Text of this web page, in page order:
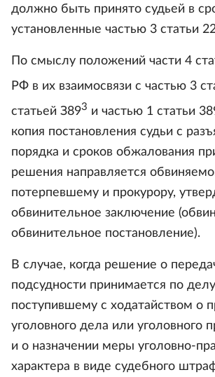
должно быть принято судьей в
установленные частью 3 статьи
По смыслу положений части 4
РФ в их взаимосвязи с частью 3
статьей З893 и частью 1 статьи
копия постановления судьи с
порядка и сроков обжалования
решения направляется
потерпевшему и прокурору,
обвинительное заключение
обвинительное постановление).
В случае, когда решение о
подсудности принимается по
поступившему с ходатайством о
уголовного дела или уголовного
и о назначении меры уголовно-
характера в виде судебного